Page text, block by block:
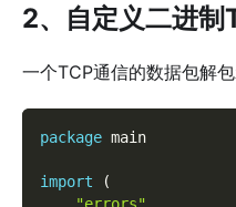
2、自定义二进制
一个TCP通信的数据包解包
package main
import
(